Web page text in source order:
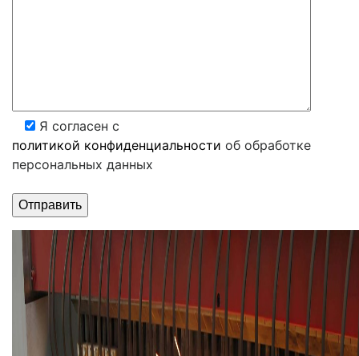
Я согласен с
политикой конфиденциальности об обработке
персональных данных